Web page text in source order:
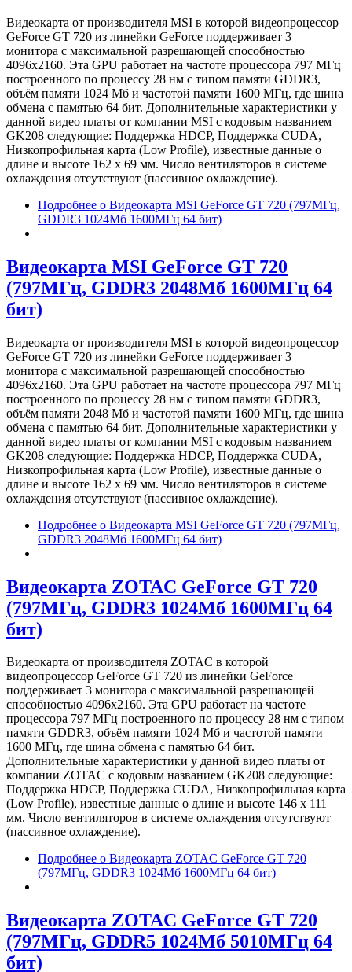
Видеокарта от производителя MSI в которой видеопроцессор
GeForce GT 720 из линейки GeForce поддерживает 3
монитора с максимальной разрешающей способностью
4096x2160. Эта GPU работает на частоте процессора 797 МГц
построенного по процессу 28 нм с типом памяти GDDR3,
объём памяти 1024 Мб и частотой памяти 1600 МГц, где шина
обмена с памятью 64 бит. Дополнительные характеристики у
данной видео платы от компании MSI с кодовым названием
GK208 следующие: Поддержка HDCP, Поддержка CUDA,
Низкопрофильная карта (Low Profile), известные данные о
длине и высоте 162 х 69 мм. Число вентиляторов в системе
охлаждения отсутствуют (пассивное охлаждение).
Подробнее о Видеокарта MSI GeForce GT 720 (797МГц,
GDDR3 1024Мб 1600МГц 64 бит)
Видеокарта MSI GeForce GT 720
(797МГц, GDDR3 2048Мб 1600МГц 64
бит)
Видеокарта от производителя MSI в которой видеопроцессор
GeForce GT 720 из линейки GeForce поддерживает 3
монитора с максимальной разрешающей способностью
4096x2160. Эта GPU работает на частоте процессора 797 МГц
построенного по процессу 28 нм с типом памяти GDDR3,
объём памяти 2048 Мб и частотой памяти 1600 МГц, где шина
обмена с памятью 64 бит. Дополнительные характеристики у
данной видео платы от компании MSI с кодовым названием
GK208 следующие: Поддержка HDCP, Поддержка CUDA,
Низкопрофильная карта (Low Profile), известные данные о
длине и высоте 162 х 69 мм. Число вентиляторов в системе
охлаждения отсутствуют (пассивное охлаждение).
Подробнее о Видеокарта MSI GeForce GT 720 (797МГц,
GDDR3 2048Мб 1600МГц 64 бит)
Видеокарта ZOTAC GeForce GT 720
(797МГц, GDDR3 1024Мб 1600МГц 64
бит)
Видеокарта от производителя ZOTAC в которой
видеопроцессор GeForce GT 720 из линейки GeForce
поддерживает 3 монитора с максимальной разрешающей
способностью 4096x2160. Эта GPU работает на частоте
процессора 797 МГц построенного по процессу 28 нм с типом
памяти GDDR3, объём памяти 1024 Мб и частотой памяти
1600 МГц, где шина обмена с памятью 64 бит.
Дополнительные характеристики у данной видео платы от
компании ZOTAC с кодовым названием GK208 следующие:
Поддержка HDCP, Поддержка CUDA, Низкопрофильная карта
(Low Profile), известные данные о длине и высоте 146 х 111
мм. Число вентиляторов в системе охлаждения отсутствуют
(пассивное охлаждение).
Подробнее о Видеокарта ZOTAC GeForce GT 720
(797МГц, GDDR3 1024Мб 1600МГц 64 бит)
Видеокарта ZOTAC GeForce GT 720
(797МГц, GDDR5 1024Мб 5010МГц 64
бит)